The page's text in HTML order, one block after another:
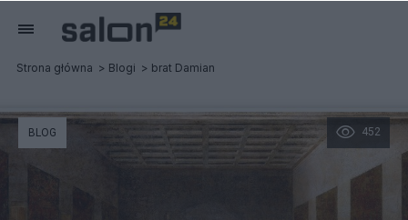
Strona główna Blogi brat Damian
452
BLOG